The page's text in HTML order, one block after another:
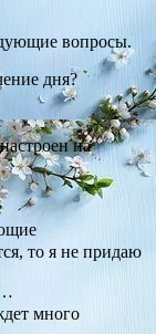
вопросы.
дня?
на
то я не придаю
много